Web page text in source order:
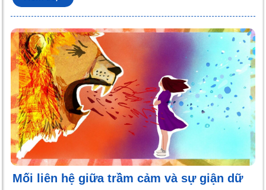
Mối liên hệ giữa trầm cảm và sự giận dữ